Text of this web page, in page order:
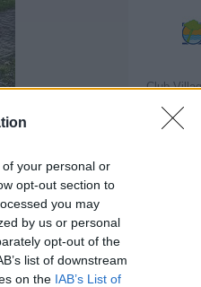
your personal or
opt-out section to
you may
by us or personal
opt-out of the
list of downstream
on the IAB’s List of
Club
V.30